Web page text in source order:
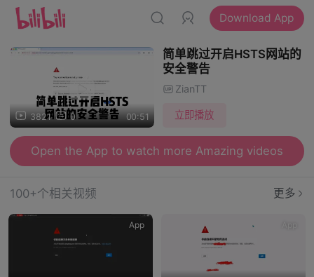
Download App
3821 0 00:51
简单跳过开启HSTS网站的
安全警告
ZianTT
立即播放
Open the App to watch more Amazing videos
100+个相关视频 更多
App